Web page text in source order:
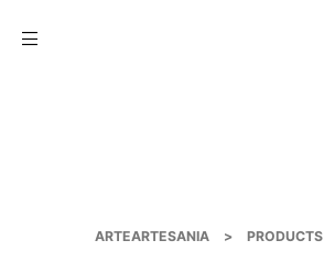
ARTEARTESANIA > PRODUCTS